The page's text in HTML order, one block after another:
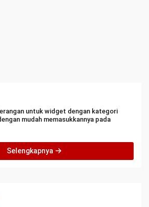
untuk widget dengan kategori
mudah memasukkannya pada
Selengkapnya